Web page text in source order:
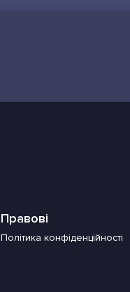
Правові
Політика конфіденційності